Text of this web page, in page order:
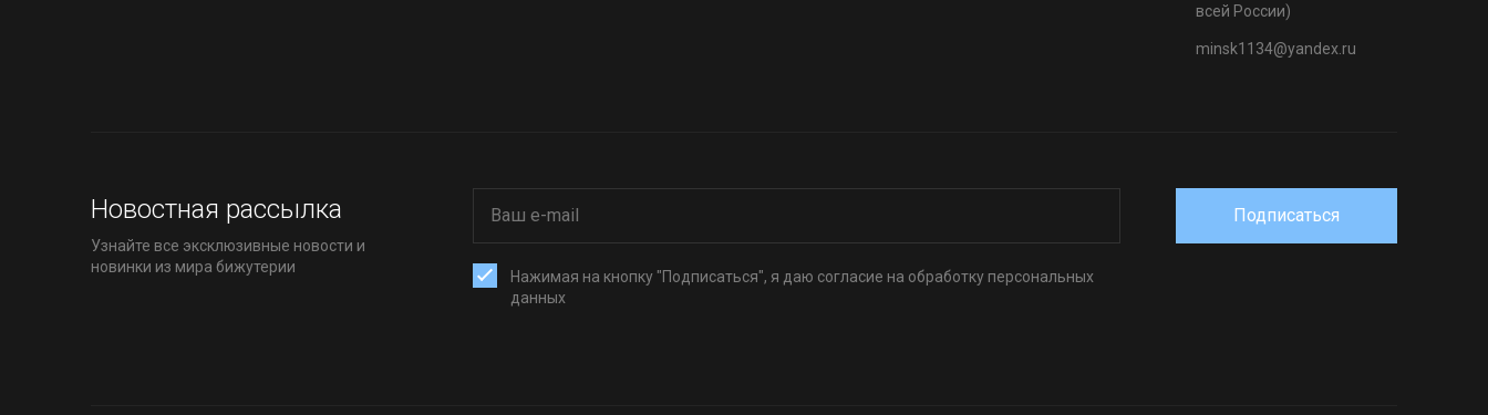
всей России)
minsk1134@yandex.ru
Новостная рассылка
Узнайте все эксклюзивные новости и
новинки из мира бижутерии
Нажимая на кнопку "Подписаться", я даю согласие на обработку персональных
данных
Подписаться